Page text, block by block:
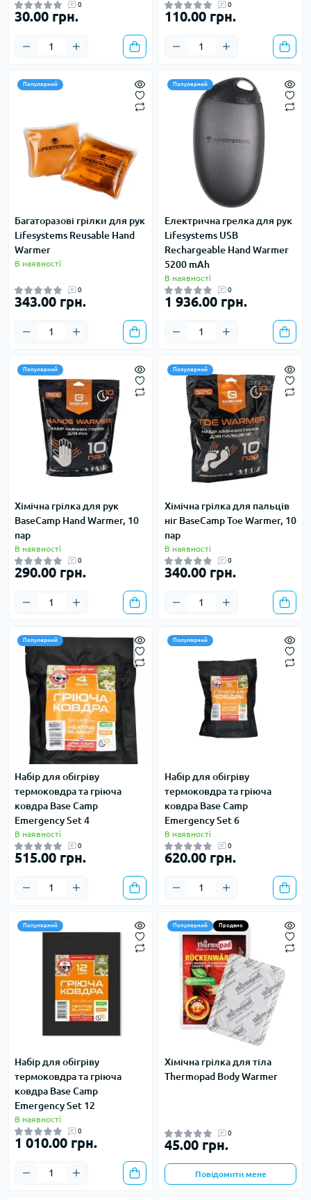
0
30.00 грн.
0
110.00 грн.
Популярний
Багаторазові грілки для рук
Lifesystems Reusable Hand
Warmer
В наявності
0
343.00 грн.
Популярний
Електрична грелка для рук
Lifesystems USB
Rechargeable Hand Warmer
5200 mAh
В наявності
0
1 936.00 грн.
Популярний
Хімічна грілка для рук
BaseCamp Hand Warmer, 10
пар
В наявності
0
290.00 грн.
Популярний
Хімічна грілка для пальців
ніг BaseCamp Toe Warmer, 10
пар
В наявності
0
340.00 грн.
Популярний
Набір для обігріву
термоковдра та гріюча
ковдра Base Camp
Emergency Set 4
В наявності
0
515.00 грн.
Популярний
Набір для обігріву
термоковдра та гріюча
ковдра Base Camp
Emergency Set 6
В наявності
0
620.00 грн.
Популярний
Набір для обігріву
термоковдра та гріюча
ковдра Base Camp
Emergency Set 12
В наявності
0
1 010.00 грн.
Популярний Продано
Хімічна грілка для тіла
Thermopad Body Warmer
0
45.00 грн.
Повідомити мене